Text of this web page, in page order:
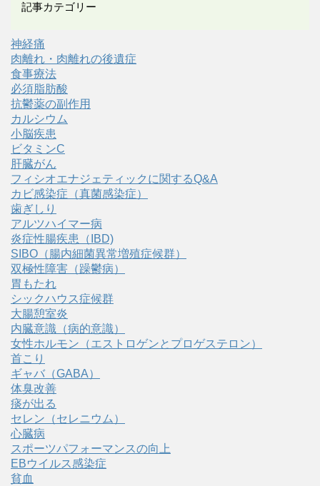
記事カテゴリー
神経痛
肉離れ・肉離れの後遺症
食事療法
必須脂肪酸
抗鬱薬の副作用
カルシウム
小脳疾患
ビタミンC
肝臓がん
フィシオエナジェティックに関するQ&A
カビ感染症（真菌感染症）
歯ぎしり
アルツハイマー病
炎症性腸疾患（IBD)
SIBO（腸内細菌異常増殖症候群）
双極性障害（躁鬱病）
胃もたれ
シックハウス症候群
大腸憩室炎
内臓意識（病的意識）
女性ホルモン（エストロゲンとプロゲステロン）
首こり
ギャバ（GABA）
体臭改善
痰が出る
セレン（セレニウム）
心臓病
スポーツパフォーマンスの向上
EBウイルス感染症
貧血